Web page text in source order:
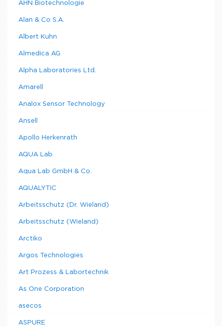
AHN Biotechnologie
Alan & Co S.A.
Albert Kuhn
Almedica AG
Alpha Laboratories Ltd.
Amarell
Analox Sensor Technology
Ansell
Apollo Herkenrath
AQUA Lab
Aqua Lab GmbH & Co.
AQUALYTIC
Arbeitsschutz (Dr. Wieland)
Arbeitsschutz (Wieland)
Arctiko
Argos Technologies
Art Prozess & Labortechnik
As One Corporation
asecos
ASPURE